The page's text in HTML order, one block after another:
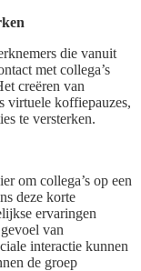
die vanuit
met collega’s
creëren van
virtuele koffiepauzes,
te versterken.
om collega’s op een
deze korte
ervaringen
van
interactie kunnen
de groep